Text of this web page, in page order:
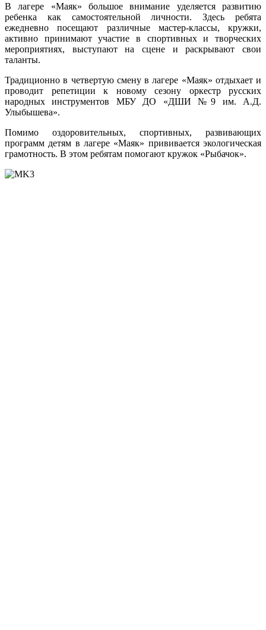
В лагере «Маяк» большое внимание уделяется развитию
ребенка как самостоятельной личности. Здесь ребята
ежедневно посещают различные мастер-классы, кружки,
активно принимают участие в спортивных и творческих
мероприятиях, выступают на сцене и раскрывают свои
таланты.
Традиционно в четвертую смену в лагере «Маяк» отдыхает и
проводит репетиции к новому сезону оркестр русских
народных инструментов МБУ ДО «ДШИ №9 им. А.Д.
Улыбышева».
Помимо оздоровительных, спортивных, развивающих
программ детям в лагере «Маяк» прививается экологическая
грамотность. В этом ребятам помогают кружок «Рыбачок».